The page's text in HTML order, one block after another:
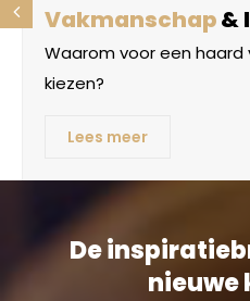
Vakmanschap&
Waarom voor een haard
kiezen?
Lees meer
De
nieuwe